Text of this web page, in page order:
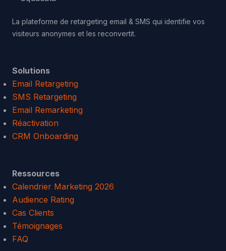
La plateforme de retargeting email & SMS qui identifie vos
visiteurs anonymes et les reconvertit.
Solutions
Email Retargeting
SMS Retargeting
Email Remarketing
Réactivation
CRM Onboarding
Ressources
Calendrier Marketing 2026
Audience Rating
Cas Clients
Témoignages
FAQ